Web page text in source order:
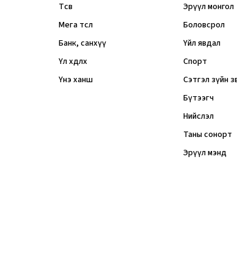
Төсөв
Мега төсөл
Банк, санхүү
Үл хөдлөх
Үнэ ханш
Эрүүл монгол
Боловсрол
Үйл явдал
Спорт
Сэтгэл зүйн
Бүтээгч
Нийслэл
Таны сонорт
Эрүүл мэнд